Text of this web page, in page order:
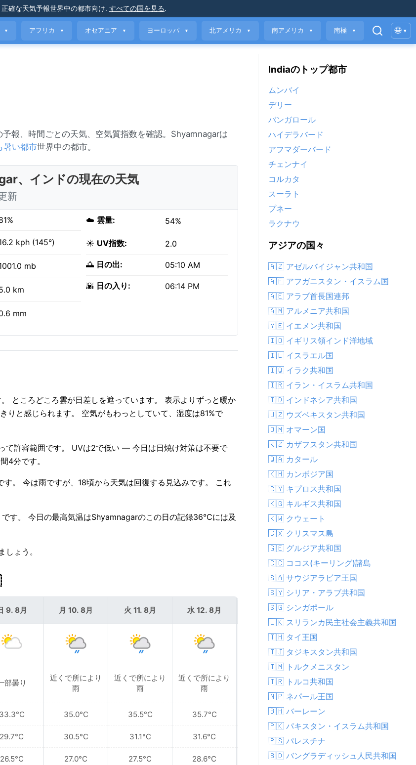
正確な天気予報世界中の都市向け. すべての国を見る.
▼ アフリカ ▼ オセアニア ▼ ヨーロッパ ▼ 北アメリカ ▼ 南アメリカ ▼ 南極 ▼ 🌐 ▾
報、時間ごとの天気、空気質指数を確認。Shyamnagarは
暑い都市世界中の都市。
、インドの現在の天気
新
kph (145°)
mb
km
mm
☁️ 雲量: 54%
☀️ UV指数: 2.0
🌅 日の出: 05:10 AM
🌇 日の入り: 06:14 PM
ところどころ雲が日差しを遮っています。 表示よりずっと暖か
りと感じられます。 空気がもわっとしていて、湿度は81%で
許容範囲です。 UVは2で低い — 今日は日焼け対策は不要で
4分です。
。 今は雨ですが、18頃から天気は回復する見込みです。 これ
す。 今日の最高気温はShyamnagarのこの日の記録36°Cには及
ょう。
9. 8月
部曇り
33.3°C
29.7°C
26.5°C
月 10. 8月
近くで所により
雨
35.0°C
30.5°C
27.0°C
火 11. 8月
近くで所により
雨
35.5°C
31.1°C
27.5°C
水 12. 8月
近くで所により
雨
35.7°C
31.6°C
28.6°C
木 13. 8月
一部曇り
34.6°C
31.0°C
27.8°C
Indiaのトップ都市
ムンバイ
デリー
バンガロール
ハイデラバード
アフマダーバード
チェンナイ
コルカタ
スーラト
プネー
ラクナウ
アジアの国々
🇦🇿 アゼルバイジャン共和国
🇦🇫 アフガニスタン・イスラム国
🇦🇪 アラブ首長国連邦
🇦🇲 アルメニア共和国
🇾🇪 イエメン共和国
🇮🇴 イギリス領インド洋地域
🇮🇱 イスラエル国
🇮🇶 イラク共和国
🇮🇷 イラン・イスラム共和国
🇮🇩 インドネシア共和国
🇺🇿 ウズベキスタン共和国
🇴🇲 オマーン国
🇰🇿 カザフスタン共和国
🇶🇦 カタール
🇰🇭 カンボジア国
🇨🇾 キプロス共和国
🇰🇬 キルギス共和国
🇰🇼 クウェート
🇨🇽 クリスマス島
🇬🇪 グルジア共和国
🇨🇨 ココス(キーリング)諸島
🇸🇦 サウジアラビア王国
🇸🇾 シリア・アラブ共和国
🇸🇬 シンガポール
🇱🇰 スリランカ民主社会主義共和国
🇹🇭 タイ王国
🇹🇯 タジキスタン共和国
🇹🇲 トルクメニスタン
🇹🇷 トルコ共和国
🇳🇵 ネパール王国
🇧🇭 バーレーン
🇵🇰 パキスタン・イスラム共和国
🇵🇸 パレスチナ
🇧🇩 バングラディッシュ人民共和国